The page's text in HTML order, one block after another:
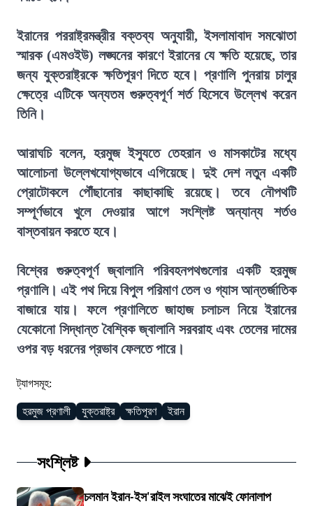
ইরানের পররাষ্ট্রমন্ত্রীর বক্তব্য অনুযায়ী, ইসলামাবাদ সমঝোতা
স্মারক (এমওইউ) লঙ্ঘনের কারণে ইরানের যে ক্ষতি হয়েছে, তার
জন্য যুক্তরাষ্ট্রকে ক্ষতিপূরণ দিতে হবে। প্রণালি পুনরায় চালুর
ক্ষেত্রে এটিকে অন্যতম গুরুত্বপূর্ণ শর্ত হিসেবে উল্লেখ করেন
তিনি।
আরাঘচি বলেন, হরমুজ ইস্যুতে তেহরান ও মাসকাটের মধ্যে
আলোচনা উল্লেখযোগ্যভাবে এগিয়েছে। দুই দেশ নতুন একটি
প্রোটোকলে পৌঁছানোর কাছাকাছি রয়েছে। তবে নৌপথটি
সম্পূর্ণভাবে খুলে দেওয়ার আগে সংশ্লিষ্ট অন্যান্য শর্তও
বাস্তবায়ন করতে হবে।
বিশ্বের গুরুত্বপূর্ণ জ্বালানি পরিবহনপথগুলোর একটি হরমুজ
প্রণালি। এই পথ দিয়ে বিপুল পরিমাণ তেল ও গ্যাস আন্তর্জাতিক
বাজারে যায়। ফলে প্রণালিতে জাহাজ চলাচল নিয়ে ইরানের
যেকোনো সিদ্ধান্ত বৈশ্বিক জ্বালানি সরবরাহ এবং তেলের দামের
ওপর বড় ধরনের প্রভাব ফেলতে পারে।
ট্যাগসমূহ:
হরমুজ প্রণালী যুক্তরাষ্ট্র ক্ষতিপূরণ ইরান
সংশ্লিষ্ট
চলমান ইরান-ইস'রাইল সংঘাতের মাঝেই ফোনালাপ